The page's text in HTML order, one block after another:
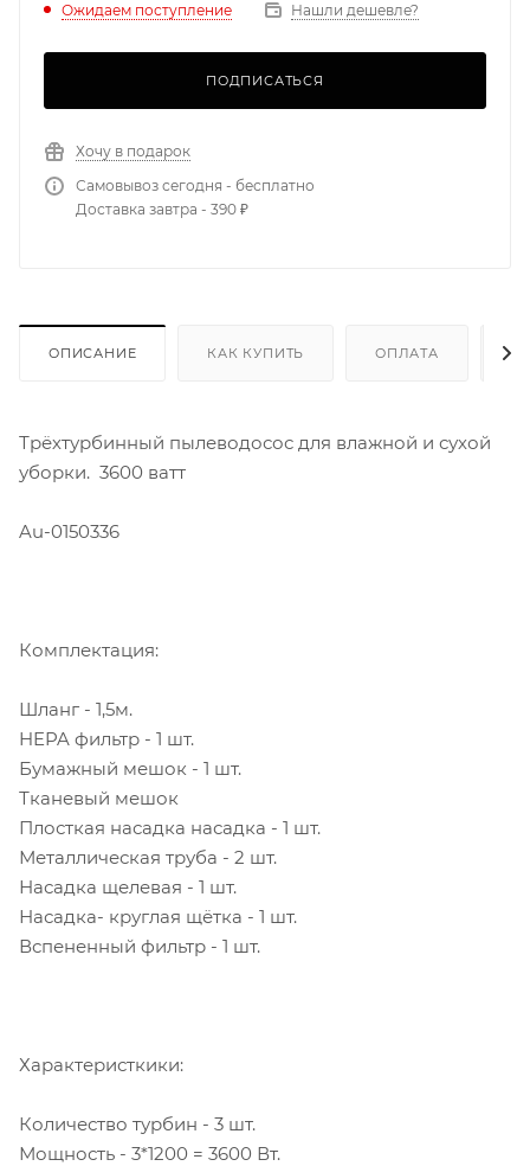
Ожидаем поступление
Нашли дешевле?
ПОДПИСАТЬСЯ
Хочу в подарок
Самовывоз сегодня - бесплатно
Доставка завтра - 390 ₽
ОПИСАНИЕ КАК КУПИТЬ ОПЛАТА
Трёхтурбинный пылеводосос для влажной и сухой
уборки. 3600 ватт
Au-0150336
Комплектация:
Шланг - 1,5м.
HEPA фильтр - 1 шт.
Бумажный мешок - 1 шт.
Тканевый мешок
Плосткая насадка насадка - 1 шт.
Металлическая труба - 2 шт.
Насадка щелевая - 1 шт.
Насадка- круглая щётка - 1 шт.
Вспененный фильтр - 1 шт.
Характеристкики:
Количество турбин - 3 шт.
Мощность - 3*1200 = 3600 Вт.